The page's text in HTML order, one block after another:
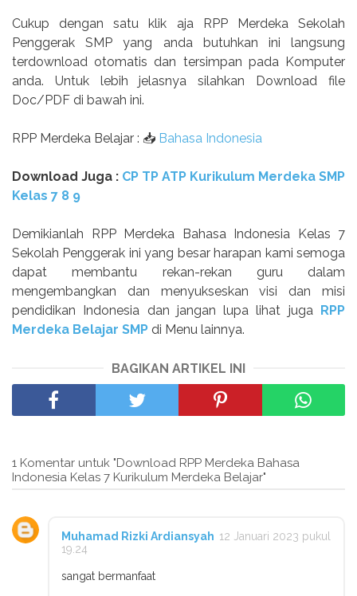
Cukup dengan satu klik aja RPP Merdeka Sekolah
Penggerak SMP yang anda butuhkan ini langsung
terdownload otomatis dan tersimpan pada Komputer
anda. Untuk lebih jelasnya silahkan Download file
Doc/PDF di bawah ini.
RPP Merdeka Belajar : 📥 Bahasa Indonesia
Download Juga : CP TP ATP Kurikulum Merdeka SMP
Kelas 7 8 9
Demikianlah RPP Merdeka Bahasa Indonesia Kelas 7
Sekolah Penggerak ini yang besar harapan kami semoga
dapat membantu rekan-rekan guru dalam
mengembangkan dan menyukseskan visi dan misi
pendidikan Indonesia dan jangan lupa lihat juga
RPP
Merdeka Belajar SMP di Menu lainnya.
BAGIKAN ARTIKEL INI
1 Komentar untuk "Download RPP Merdeka Bahasa
Indonesia Kelas 7 Kurikulum Merdeka Belajar"
Muhamad Rizki Ardiansyah 12 Januari 2023 pukul
19.24
sangat bermanfaat